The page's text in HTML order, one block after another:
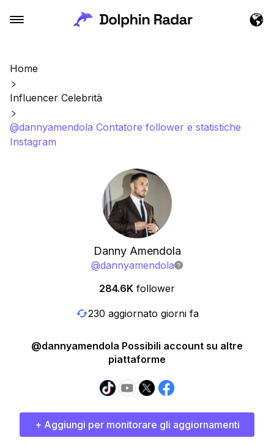
Home
Influencer Celebrità
@dannyamendola Contatore follower e statistiche
Instagram
Danny Amendola
@dannyamendola
284.6K follower
230 aggiornato giorni fa
@dannyamendola Possibili account su altre
piattaforme
+ Aggiungi per monitorare gli aggiornamenti